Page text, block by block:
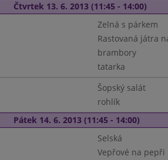
Čtvrtek 13. 6. 2013 (11:45 - 14:00)
Zelná s párkem
Rastovaná játra
brambory
tatarka
Šopský salát
rohlík
Pátek 14. 6. 2013 (11:45 - 14:00)
Selská
Vepřové na pepři